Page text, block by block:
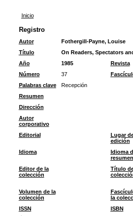
Inicio
Registro
Autor
Fothergill-Payne, Louise
Título
On Readers, Spectators
Año
1985 Revista
Número
37
Palabras clave
Recepción
Resumen
Dirección
Autor
corporativo
Editorial
Lugar
edición
Idioma
Idioma
resumen
Editor de la
colección
Título
Volumen de la
colección
la
ISSN
ISBN